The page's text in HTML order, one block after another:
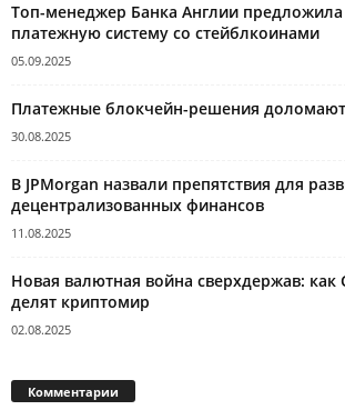
Топ-менеджер Банка Англии предложила
платежную систему со стейблкоинами
05.09.2025
Платежные блокчейн-решения доломают
30.08.2025
В JPMorgan назвали препятствия для
децентрализованных финансов
11.08.2025
Новая валютная война сверхдержав:
делят криптомир
02.08.2025
Комментарии